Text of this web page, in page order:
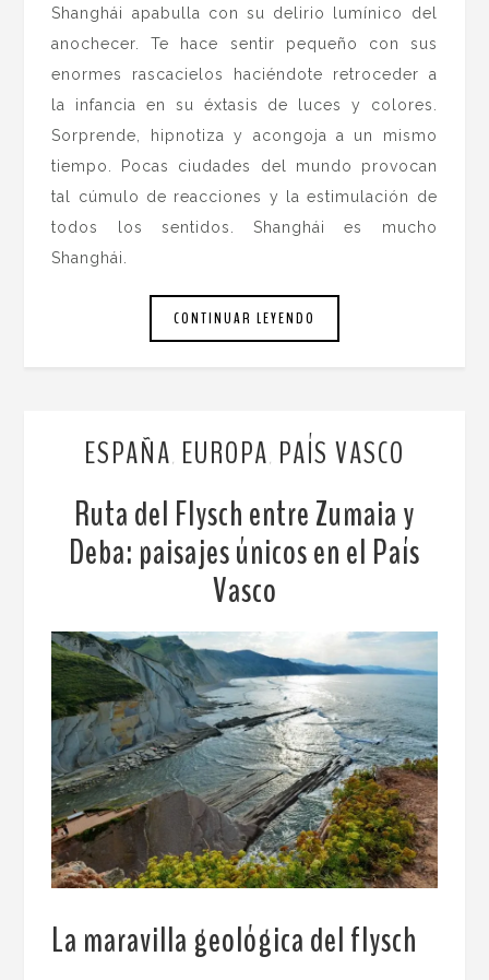
Shanghái apabulla con su delirio lumínico del
anochecer. Te hace sentir pequeño con sus
enormes rascacielos haciéndote retroceder a
la infancia en su éxtasis de luces y colores.
Sorprende, hipnotiza y acongoja a un mismo
tiempo. Pocas ciudades del mundo provocan
tal cúmulo de reacciones y la estimulación de
todos los sentidos. Shanghái es mucho
Shanghái.
CONTINUAR LEYENDO
ESPAÑA EUROPA PAÍS VASCO
Ruta del Flysch entre Zumaia y
Deba: paisajes únicos en el País
Vasco
La maravilla geológica del flysch